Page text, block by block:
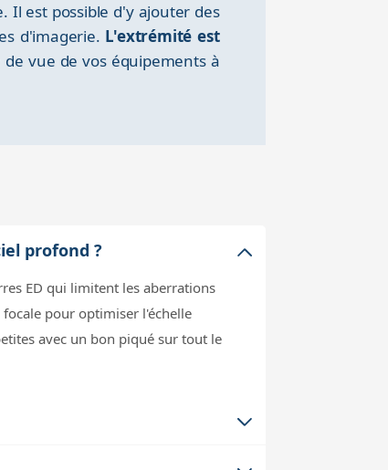
Il est possible d'y ajouter des
d'imagerie. L'extrémité est
vue de vos équipements à
profond ?
ED qui limitent les aberrations
pour optimiser l'échelle
avec un bon piqué sur tout le